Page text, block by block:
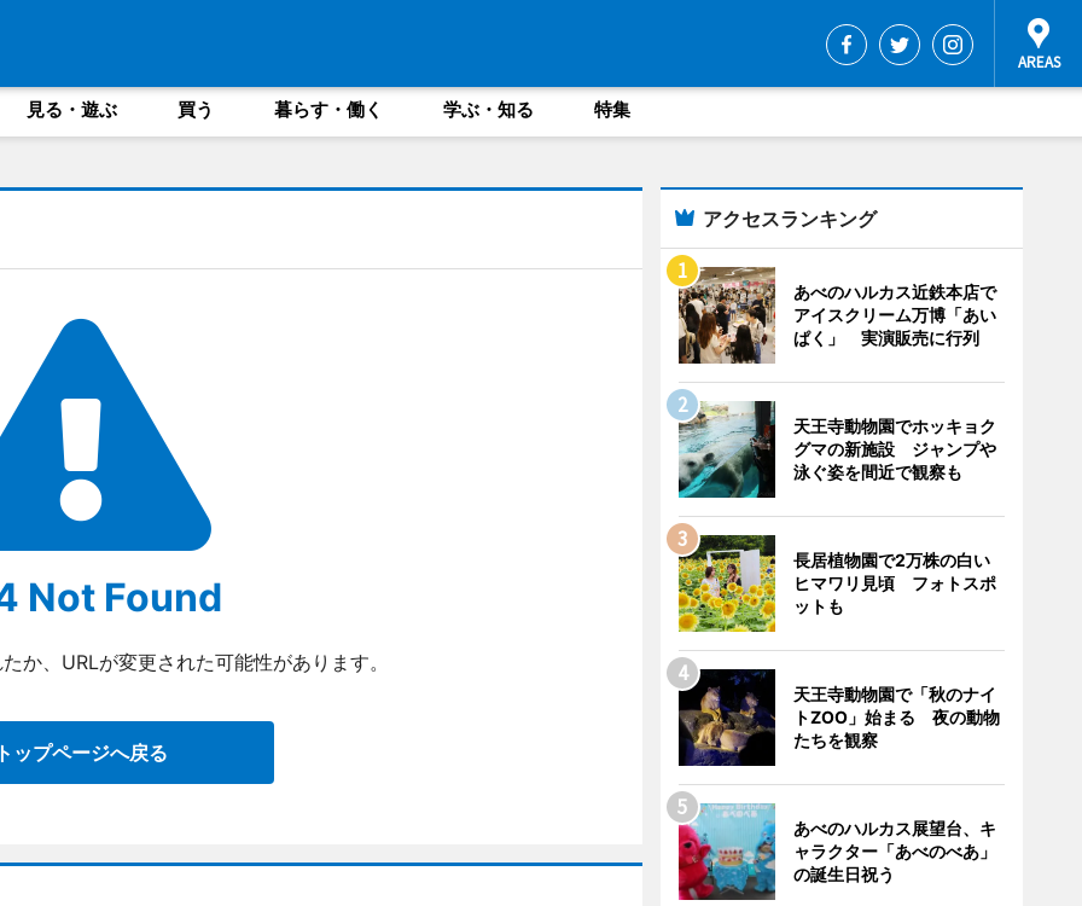
見る・遊ぶ 買う 暮らす・働く 学ぶ・知る 特集
Not Found
か、URLが変更された可能性があります。
ップページへ戻る
アクセスランキング
あべのハルカス近鉄本店で
アイスクリーム万博「あい
ぱく」 実演販売に行列
天王寺動物園でホッキョク
グマの新施設 ジャンプや
泳ぐ姿を間近で観察も
長居植物園で2万株の白い
ヒマワリ見頃 フォトスポ
ットも
天王寺動物園で「秋のナイ
トZOO」始まる 夜の動物
たちを観察
あべのハルカス展望台、キ
ャラクター「あべのべあ」
の誕生日祝う